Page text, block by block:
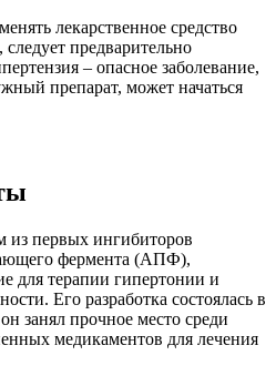
лекарственное средство
предварительно
– опасное заболевание,
препарат, может начаться
из первых ингибиторов
фермента (АПФ),
для терапии гипертонии и
Его разработка состоялась в
занял прочное место среди
медикаментов для лечения